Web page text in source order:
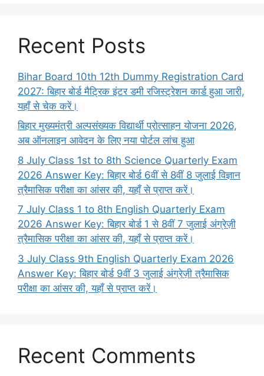
Recent Posts
Bihar Board 10th 12th Dummy Registration Card
2027: बिहार बोर्ड मैट्रिक इंटर डमी रजिस्ट्रेशन कार्ड हुआ जारी,
यहाँ से चेक करें।
बिहार मुख्यमंत्री अल्पसंख्यक विद्यार्थी प्रोत्साहन योजना 2026,
अब ऑनलाइन आवेदन के लिए नया पोर्टल लांच हुआ
8 July Class 1st to 8th Science Quarterly Exam
2026 Answer Key: बिहार बोर्ड 6वीं से 8वीं 8 जुलाई विज्ञान
त्रैमासिक परीक्षा का आंसर की, यहाँ से प्राप्त करें।
7 July Class 1 to 8th English Quarterly Exam
2026 Answer Key: बिहार बोर्ड 1 से 8वीं 7 जुलाई अंग्रेज़ी
त्रैमासिक परीक्षा का आंसर की, यहाँ से प्राप्त करें।
3 July Class 9th English Quarterly Exam 2026
Answer Key: बिहार बोर्ड 9वीं 3 जुलाई अंग्रेज़ी त्रैमासिक
परीक्षा का आंसर की, यहाँ से प्राप्त करें।
Recent Comments